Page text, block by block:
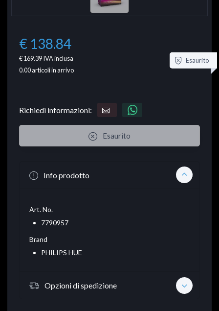
€ 138.84
€ 169.39IVA inclusa
0.00articoli in arrivo
Esaurito
Richiedi informazioni:
Esaurito
Info prodotto
Art. No.
7790957
Brand
PHILIPS HUE
Opzioni di spedizione